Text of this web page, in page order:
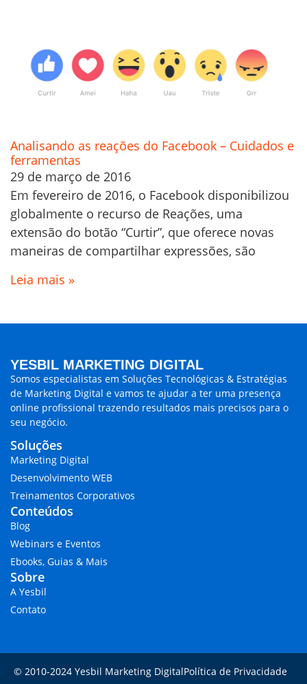
Analisando as reações do Facebook – Cuidados e
ferramentas
29 de março de 2016
Em fevereiro de 2016, o Facebook disponibilizou
globalmente o recurso de Reações, uma
extensão do botão “Curtir”, que oferece novas
maneiras de compartilhar expressões, são
Leia mais »
YESBIL MARKETING DIGITAL
Somos especialistas em Soluções Tecnológicas & Estratégias
de Marketing Digital e vamos te ajudar a ter uma presença
online profissional trazendo resultados mais precisos para o
seu negócio.
Soluções
Marketing Digital
Desenvolvimento WEB
Treinamentos Corporativos
Conteúdos
Blog
Webinars e Eventos
Ebooks, Guias & Mais
Sobre
A Yesbil
Contato
© 2010-2024 Yesbil Marketing DigitalPolítica de Privacidade